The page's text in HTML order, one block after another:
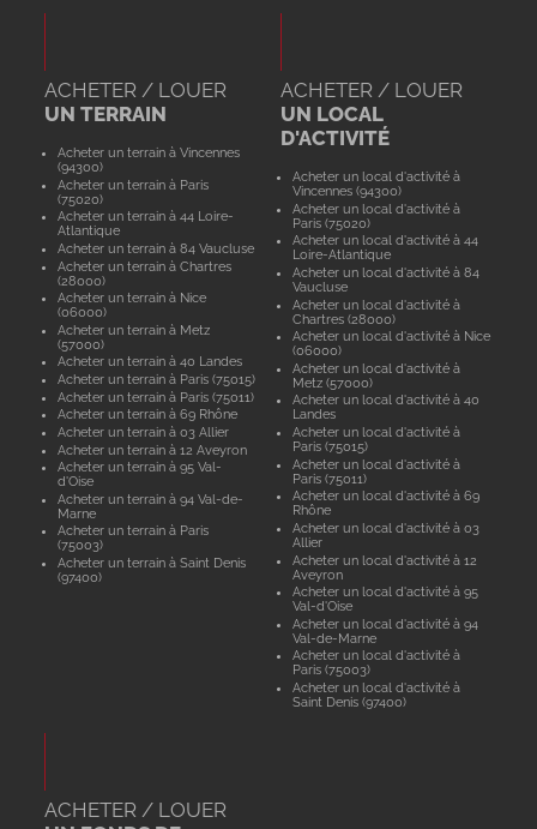
ACHETER / LOUER
UN TERRAIN
Acheter un terrain à Vincennes
(94300)
Acheter un terrain à Paris
(75020)
Acheter un terrain à 44 Loire-
Atlantique
Acheter un terrain à 84 Vaucluse
Acheter un terrain à Chartres
(28000)
Acheter un terrain à Nice
(06000)
Acheter un terrain à Metz
(57000)
Acheter un terrain à 40 Landes
Acheter un terrain à Paris (75015)
Acheter un terrain à Paris (75011)
Acheter un terrain à 69 Rhône
Acheter un terrain à 03 Allier
Acheter un terrain à 12 Aveyron
Acheter un terrain à 95 Val-
d'Oise
Acheter un terrain à 94 Val-de-
Marne
Acheter un terrain à Paris
(75003)
Acheter un terrain à Saint Denis
(97400)
ACHETER / LOUER
UN LOCAL
D'ACTIVITÉ
Acheter un local d'activité à
Vincennes (94300)
Acheter un local d'activité à
Paris (75020)
Acheter un local d'activité à 44
Loire-Atlantique
Acheter un local d'activité à 84
Vaucluse
Acheter un local d'activité à
Chartres (28000)
Acheter un local d'activité à Nice
(06000)
Acheter un local d'activité à
Metz (57000)
Acheter un local d'activité à 40
Landes
Acheter un local d'activité à
Paris (75015)
Acheter un local d'activité à
Paris (75011)
Acheter un local d'activité à 69
Rhône
Acheter un local d'activité à 03
Allier
Acheter un local d'activité à 12
Aveyron
Acheter un local d'activité à 95
Val-d'Oise
Acheter un local d'activité à 94
Val-de-Marne
Acheter un local d'activité à
Paris (75003)
Acheter un local d'activité à
Saint Denis (97400)
ACHETER / LOUER